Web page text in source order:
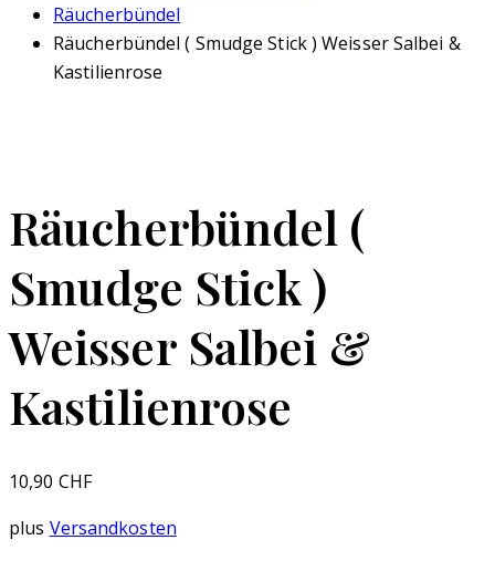
Räucherbündel
Räucherbündel ( Smudge Stick ) Weisser Salbei &
Kastilienrose
Räucherbündel (
Smudge Stick )
Weisser Salbei &
Kastilienrose
10,90 CHF
plus Versandkosten